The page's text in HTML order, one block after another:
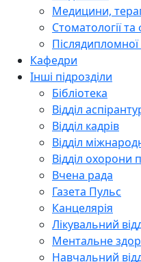
Медицини,
Стоматології та
Післядипломної
Кафедри
Інші підрозділи
Бібліотека
Відділ
Відділ кадрів
Відділ
Відділ охорони
Вчена рада
Газета Пульс
Канцелярія
Лікувальний
Ментальне
Навчальний